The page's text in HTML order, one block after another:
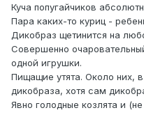
Куча попугайчиков
Пара каких-то куриц -
Дикобраз щетинится на
Совершенно
одной игрушки.
Пищащие утята. Около них,
дикобраза, хотя сам
Явно голодные козлята и